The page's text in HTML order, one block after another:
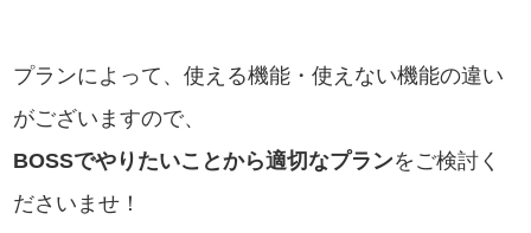
プランによって、使える機能・使えない機能の違い
がございますので、
BOSSでやりたいことから適切なプランをご検討く
ださいませ！